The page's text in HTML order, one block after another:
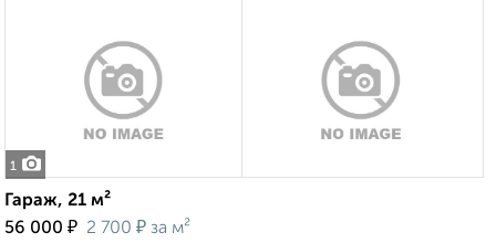
1
Гараж, 21 м²
56 000 ₽ 2 700 ₽ за м²